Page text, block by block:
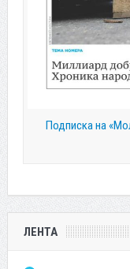
Подписка на
ЛЕНТА